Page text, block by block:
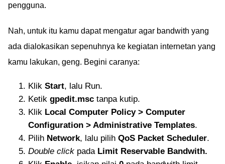
pengguna.
Nah, untuk itu kamu dapat mengatur agar bandwith yang
ada dialokasikan sepenuhnya ke kegiatan internetan yang
kamu lakukan, geng. Begini caranya:
Klik Start, lalu Run.
Ketik gpedit.msc tanpa kutip.
Klik Local Computer Policy > Computer
Configuration > Administrative Templates.
Pilih Network, lalu pilih QoS Packet Scheduler.
Double click pada Limit Reservable Bandwith.